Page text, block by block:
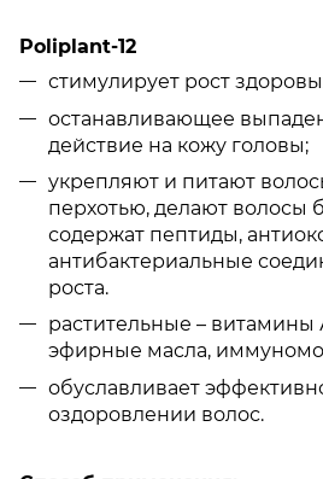
Poliplant-12
стимулирует рост
останавливающее
действие на кожу головы;
укрепляют и питают
перхотью, делают волосы
содержат пептиды,
антибактериальные
роста.
растительные –
эфирные масла,
обуславливает
оздоровлении волос.